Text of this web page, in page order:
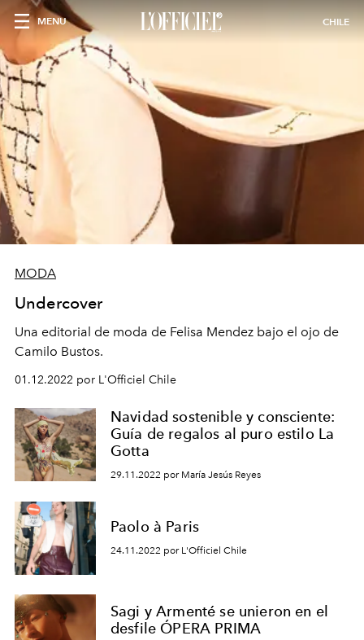
MENU CHILE
MODA
Undercover
Una editorial de moda de Felisa Mendez bajo el ojo de
Camilo Bustos.
01.12.2022 por L'Officiel Chile
Navidad sostenible y consciente:
Guía de regalos al puro estilo La
Gotta
29.11.2022 por María Jesús Reyes
Paolo à Paris
24.11.2022 por L'Officiel Chile
Sagi y Armenté se unieron en el
desfile ÓPERA PRIMA